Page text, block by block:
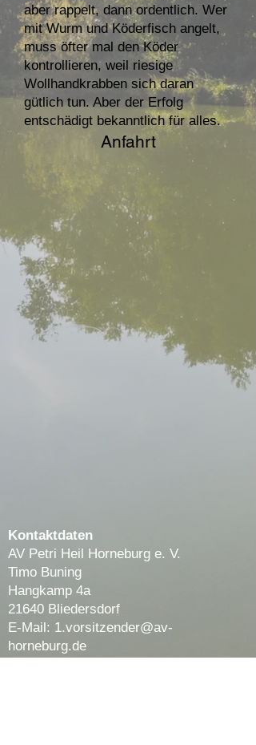
aber rappelt, dann ordentlich. Wer
mit Wurm und Köderfisch angelt,
muss öfter mal den Köder
kontrollieren, weil riesige
Wollhandkrabben sich daran
gütlich tun. Aber der Erfolg
entschädigt bekanntlich für alles.
Anfahrt
Kontaktdaten
AV Petri Heil Horneburg e. V.
Timo Buning
Hangkamp 4a
21640 Bliedersdorf
E-Mail: 1.vorsitzender@av-
horneburg.de